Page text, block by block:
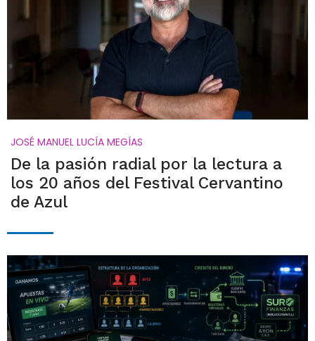
JOSÉ MANUEL LUCÍA MEGÍAS
De la pasión radial por la lectura a
los 20 años del Festival Cervantino
de Azul